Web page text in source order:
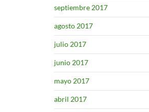
septiembre 2017
agosto 2017
julio 2017
junio 2017
mayo 2017
abril 2017